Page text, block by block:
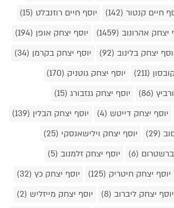
חיים קנטור (142)
יוסף חיים רוזנבלט (15)
יצחק אהרונוב (1459)
יוסף יצחק אופן (194)
יצחק בלינוב (92)
יוסף יצחק בקרמן (34)
(211)
יוסף יצחק גוטניק (170)
(86)
יוסף יצחק גנזבורג (15)
יוסף יצחק דייטש (4)
יוסף יצחק הבלין (139)
(29)
יוסף יצחק וילישאנסקי (25)
(6)
יוסף יצחק זלמנוב (5)
יוסף יצחק חיטריק (125)
יוסף יצחק כץ (32)
יוסף יצחק ליברוב (8)
יוסף יצחק מייזליש (2)